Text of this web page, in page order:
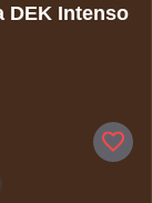
DEK Intenso